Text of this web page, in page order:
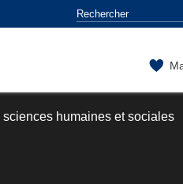
humaines et sociales